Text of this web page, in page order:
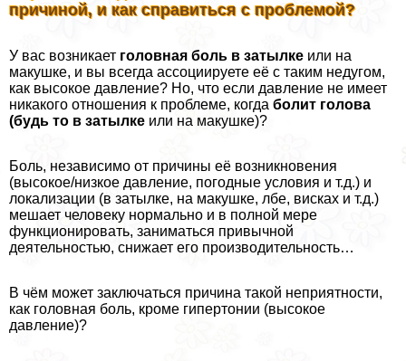
причиной, и как справиться с проблемой?
У вас возникает головная боль в затылке или на
макушке, и вы всегда ассоциируете её с таким недугом,
как высокое давление? Но, что если давление не имеет
никакого отношения к проблеме, когда болит голова
(будь то в затылке или на макушке)?
Боль, независимо от причины её возникновения
(высокое/низкое давление, погодные условия и т.д.) и
локализации (в затылке, на макушке, лбе, висках и т.д.)
мешает человеку нормально и в полной мере
функционировать, заниматься привычной
деятельностью, снижает его производительность…
В чём может заключаться причина такой неприятности,
как головная боль, кроме гипертонии (высокое
давление)?